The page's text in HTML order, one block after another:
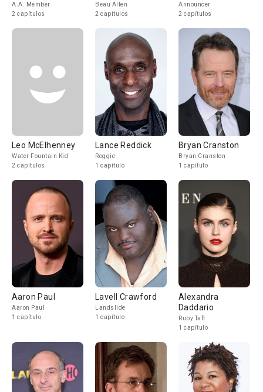
A.A. Member
2 capítulos
Beau Allen
2 capítulos
Announcer
2 capítulos
Leo McElhenney
Water Fountain Kid
2 capítulos
Lance Reddick
Reggie
1 capítulo
Bryan Cranston
Bryan Cranston
1 capítulo
Aaron Paul
Aaron Paul
1 capítulo
Lavell Crawford
Landslide
1 capítulo
Alexandra
Daddario
Ruby Taft
1 capítulo